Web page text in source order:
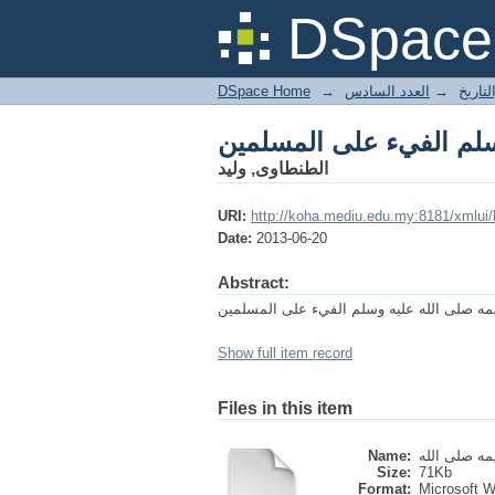
الفيء على المسلمين
DSpace Home → → العدد السادس
الفيء على المسلمين
الطنطاوى, وليد
URI: http://koha.mediu.edu.my:8181/
Date: 2013-06-20
Abstract:
Show full item record
Files in this item
Name:
Size: 71Kb
Format:
Microsoft